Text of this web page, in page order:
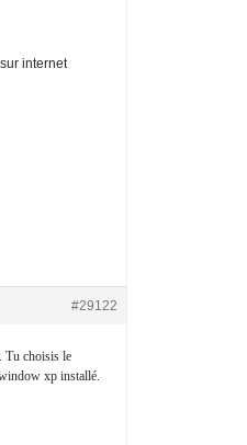
internet
#29122
Tu choisis le
xp installé.